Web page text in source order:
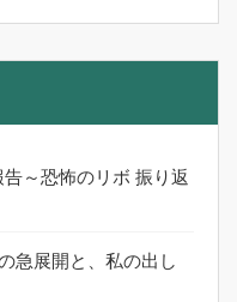
～恐怖のリボ 振り返
急展開と、私の出し